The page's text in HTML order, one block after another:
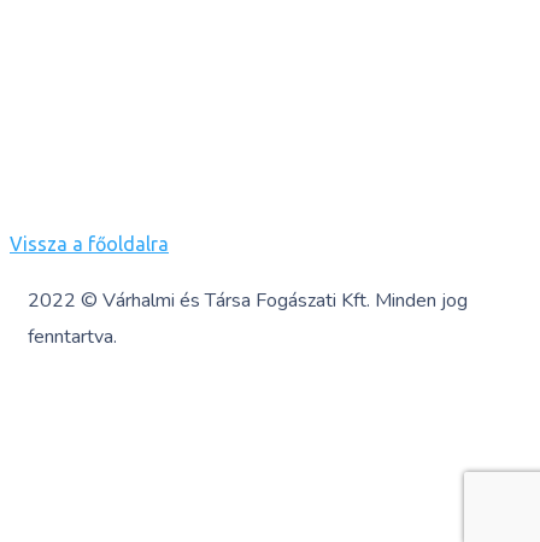
Vissza a főoldalra
2022 © Várhalmi és Társa Fogászati Kft. Minden jog
fenntartva.